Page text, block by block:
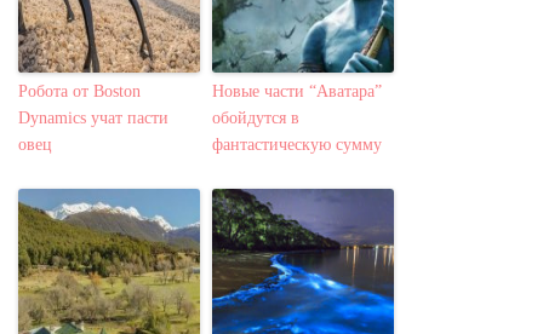
Робота от Boston
Dynamics учат пасти
овец
Новые части “Аватара”
обойдутся в
фантастическую сумму